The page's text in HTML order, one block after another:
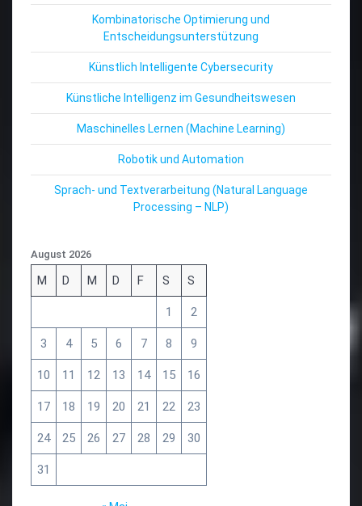
Kombinatorische Optimierung und
Entscheidungsunterstützung
Künstlich Intelligente Cybersecurity
Künstliche Intelligenz im Gesundheitswesen
Maschinelles Lernen (Machine Learning)
Robotik und Automation
Sprach- und Textverarbeitung (Natural Language
Processing – NLP)
August 2026
M D M D F S S
1 2
3 4 5 6 7 8 9
10 11 12 13 14 15 16
17 18 19 20 21 22 23
24 25 26 27 28 29 30
31